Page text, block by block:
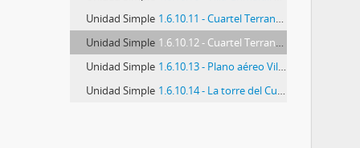
Unidad Simple 1.6.10.11 - Cuartel Terranova: plano esquemático y reconstrucción
Unidad Simple 1.6.10.12 - Cuartel Terranova
Unidad Simple 1.6.10.13 - Plano aéreo Villa Grimaldi
Unidad Simple 1.6.10.14 - La torre del Cuartel Terranova